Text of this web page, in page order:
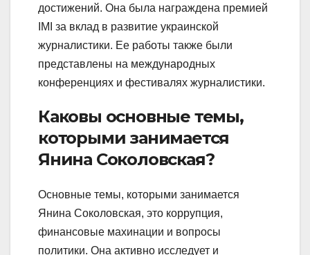
достижений. Она была награждена премией
IMI за вклад в развитие украинской
журналистики. Ее работы также были
представлены на международных
конференциях и фестивалях журналистики.
Каковы основные темы,
которыми занимается
Янина Соколовская?
Основные темы, которыми занимается
Янина Соколовская, это коррупция,
финансовые махинации и вопросы
политики. Она активно исследует и